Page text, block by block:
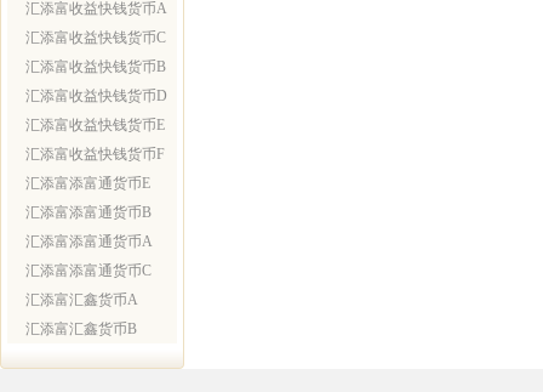
汇添富收益快钱货币A
汇添富收益快钱货币C
汇添富收益快钱货币B
汇添富收益快钱货币D
汇添富收益快钱货币E
汇添富收益快钱货币F
汇添富添富通货币E
汇添富添富通货币B
汇添富添富通货币A
汇添富添富通货币C
汇添富汇鑫货币A
汇添富汇鑫货币B